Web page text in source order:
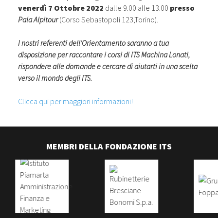
venerdì 7 Ottobre 2022 dalle 9.00 alle 13.00 presso
Pala Alpitour(Corso Sebastopoli 123,Torino).
I nostri referenti dell'Orientamento saranno a tua
disposizione per raccontare i corsi di ITS Machina Lonati,
rispondere alle domande e cercare di aiutarti in una scelta
verso il mondo degli ITS.
Clicca qui per maggiori informazioni!
MEMBRI DELLA FONDAZIONE ITS